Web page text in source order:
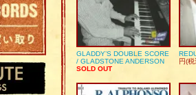
GLADDY’S DOUBLE SCORE
/ GLADSTONE ANDERSON
SOLD OUT
円(